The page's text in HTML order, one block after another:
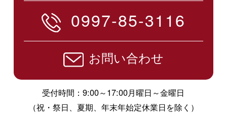
0997-85-3116
お問い合わせ
受付時間：9:00～17:00月曜日～金曜日
（祝・祭日、夏期、年末年始定休業日を除く）